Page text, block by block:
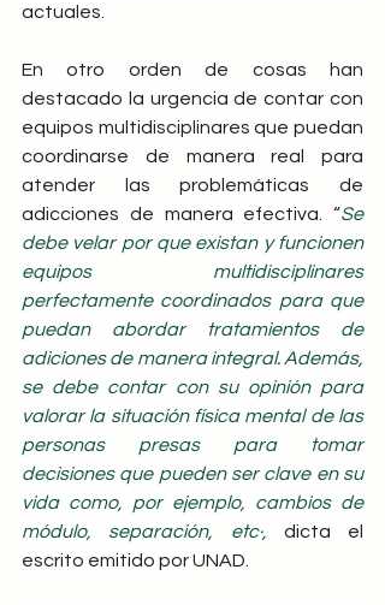
actuales.
En otro orden de cosas han
destacado la urgencia de contar con
equipos multidisciplinares que puedan
coordinarse de manera real para
atender las problemáticas de
adicciones de manera efectiva. “Se
debe velar por que existan y funcionen
equipos multidisciplinares
perfectamente coordinados para que
puedan abordar tratamientos de
adiciones de manera integral. Además,
se debe contar con su opinión para
valorar la situación física mental de las
personas presas para tomar
decisiones que pueden ser clave en su
vida como, por ejemplo, cambios de
módulo, separación, etc·, dicta el
escrito emitido por UNAD.